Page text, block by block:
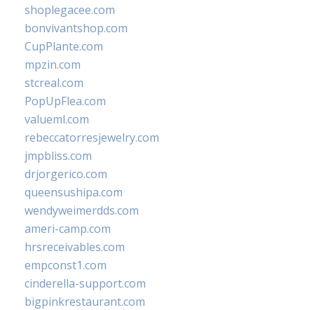
shoplegacee.com
bonvivantshop.com
CupPlante.com
mpzin.com
stcreal.com
PopUpFlea.com
valueml.com
rebeccatorresjewelry.com
jmpbliss.com
drjorgerico.com
queensushipa.com
wendyweimerdds.com
ameri-camp.com
hrsreceivables.com
empconst1.com
cinderella-support.com
bigpinkrestaurant.com